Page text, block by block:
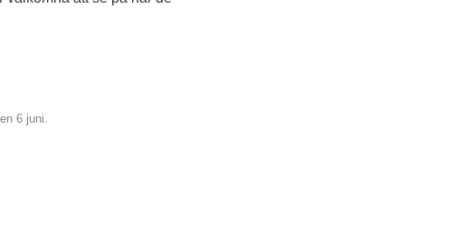
6 juni.